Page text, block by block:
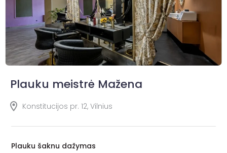
Plauku meistrė Mažena
Konstitucijos pr. 12, Vilnius
Plauku šaknu dažymas